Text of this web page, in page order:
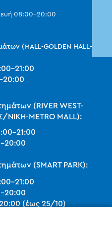
08:00-20:00
(MALL-GOLDEN HALL-
-21:00
20:00
(RIVER WEST-
ΝΙΚΗ-METRO MALL):
-21:00
-20:00
(SMART PARK):
-21:00
-20:00
(έως 25/10)